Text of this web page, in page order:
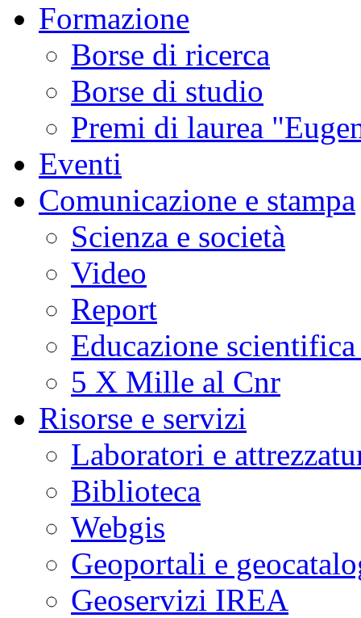
Formazione
Borse di ricerca
Borse di studio
Premi di laurea
Eventi
Comunicazione e stampa
Scienza e società
Video
Report
Educazione
5 X Mille al Cnr
Risorse e servizi
Laboratori e
Biblioteca
Webgis
Geoportali e
Geoservizi IREA